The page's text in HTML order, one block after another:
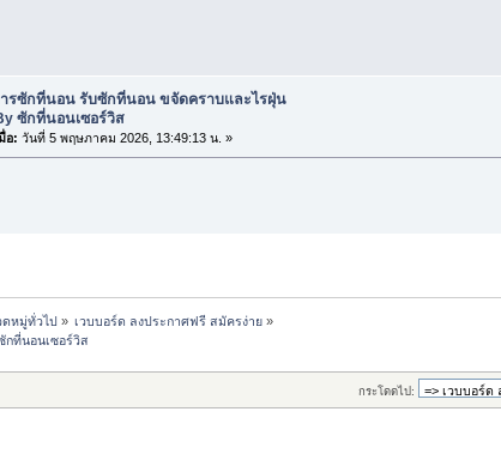
ารซักที่นอน รับซักที่นอน ขจัดคราบและไรฝุ่น
ซักที่นอนเซอร์วิส
อ: วันที่ 5 พฤษภาคม 2026, 13:49:13 น. »
หมู่ทั่วไป » เวบบอร์ด ลงประกาศฟรี สมัครง่าย »
ที่นอนเซอร์วิส
กระโดดไป: